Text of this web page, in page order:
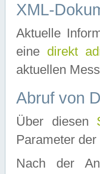
XML-
Aktuelle
eine direkt
aktuellen
Abruf von
Über diesen
Parameter
Nach der